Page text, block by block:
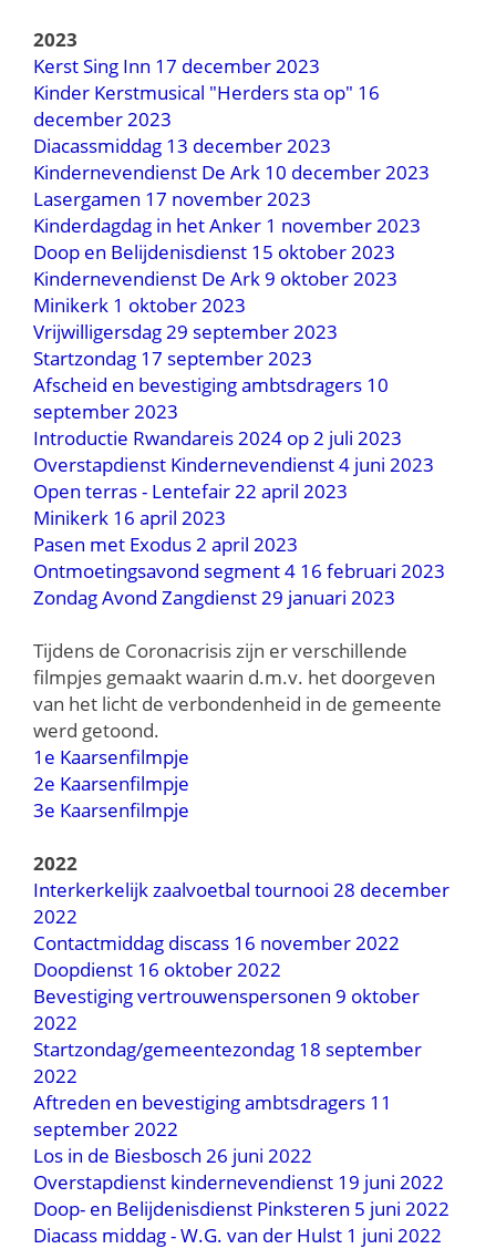
2023
Kerst Sing Inn 17 december 2023
Kinder Kerstmusical "Herders sta op" 16
december 2023
Diacassmiddag 13 december 2023
Kindernevendienst De Ark 10 december 2023
Lasergamen 17 november 2023
Kinderdagdag in het Anker 1 november 2023
Doop en Belijdenisdienst 15 oktober 2023
Kindernevendienst De Ark 9 oktober 2023
Minikerk 1 oktober 2023
Vrijwilligersdag 29 september 2023
Startzondag 17 september 2023
Afscheid en bevestiging ambtsdragers 10
september 2023
Introductie Rwandareis 2024 op 2 juli 2023
Overstapdienst Kindernevendienst 4 juni 2023
Open terras - Lentefair 22 april 2023
Minikerk 16 april 2023
Pasen met Exodus 2 april 2023
Ontmoetingsavond segment 4 16 februari 2023
Zondag Avond Zangdienst 29 januari 2023
Tijdens de Coronacrisis zijn er verschillende
filmpjes gemaakt waarin d.m.v. het doorgeven
van het licht de verbondenheid in de gemeente
werd getoond.
1e Kaarsenfilmpje
2e Kaarsenfilmpje
3e Kaarsenfilmpje
2022
Interkerkelijk zaalvoetbal tournooi 28 december
2022
Contactmiddag discass 16 november 2022
Doopdienst 16 oktober 2022
Bevestiging vertrouwenspersonen 9 oktober
2022
Startzondag/gemeentezondag 18 september
2022
Aftreden en bevestiging ambtsdragers 11
september 2022
Los in de Biesbosch 26 juni 2022
Overstapdienst kindernevendienst 19 juni 2022
Doop- en Belijdenisdienst Pinksteren 5 juni 2022
Diacass middag - W.G. van der Hulst 1 juni 2022